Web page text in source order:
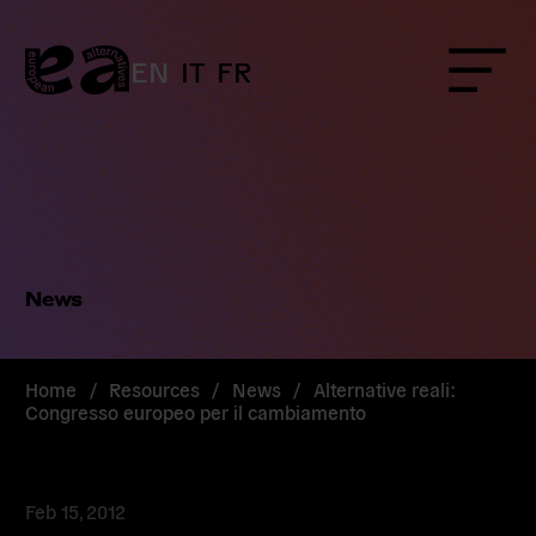
Skip
to
content
EN IT FR Menu
News
Home / Resources / News / Alternative reali:
Congresso europeo per il cambiamento
Feb 15, 2012